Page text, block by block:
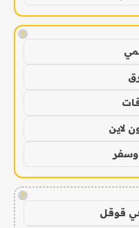
!
لاين
وسفر
!
قوقل